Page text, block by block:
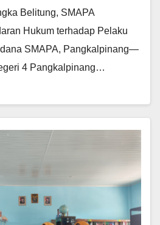
Belitung, SMAPA
Hukum terhadap Pelaku
SMAPA, Pangkalpinang—
4 Pangkalpinang…